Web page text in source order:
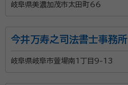
岐阜県美濃加茂市太田町66
今井万寿之司法書士事務所
岐阜県岐阜市萱場南1丁目9-13